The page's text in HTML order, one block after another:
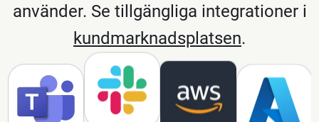
använder. Se tillgängliga integrationer i
kundmarknadsplatsen.
Amazon Web Services